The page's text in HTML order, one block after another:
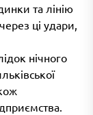
та лінію
ці удари,
нічного